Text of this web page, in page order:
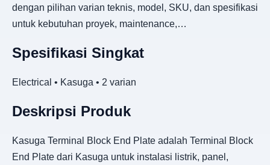
dengan pilihan varian teknis, model, SKU, dan spesifikasi
untuk kebutuhan proyek, maintenance,…
Spesifikasi Singkat
Electrical • Kasuga • 2 varian
Deskripsi Produk
Kasuga Terminal Block End Plate adalah Terminal Block
End Plate dari Kasuga untuk instalasi listrik, panel,